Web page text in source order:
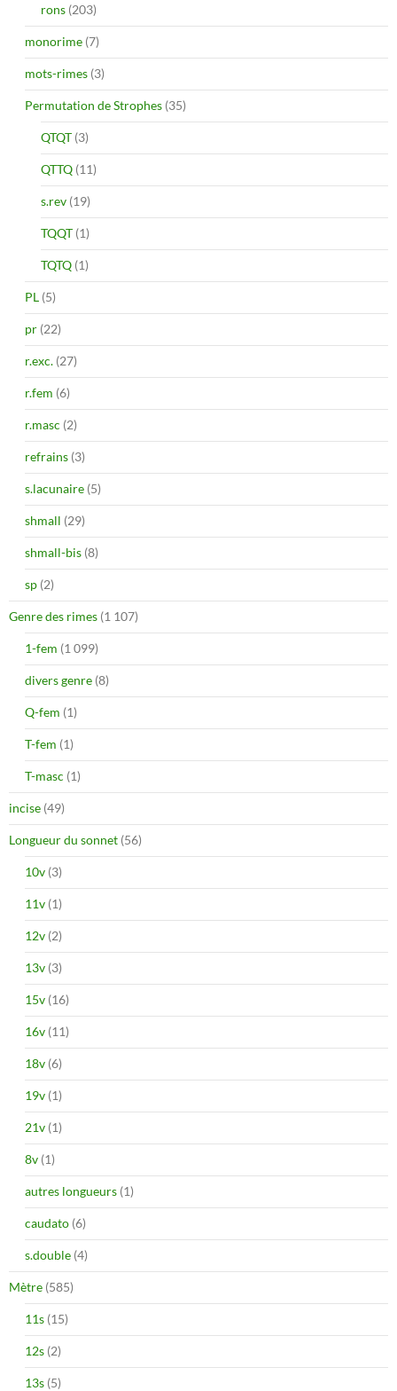
rons (203)
monorime (7)
mots-rimes (3)
Permutation de Strophes (35)
QTQT (3)
QTTQ (11)
s.rev (19)
TQQT (1)
TQTQ (1)
PL (5)
pr (22)
r.exc. (27)
r.fem (6)
r.masc (2)
refrains (3)
s.lacunaire (5)
shmall (29)
shmall-bis (8)
sp (2)
Genre des rimes (1 107)
1-fem (1 099)
divers genre (8)
Q-fem (1)
T-fem (1)
T-masc (1)
incise (49)
Longueur du sonnet (56)
10v (3)
11v (1)
12v (2)
13v (3)
15v (16)
16v (11)
18v (6)
19v (1)
21v (1)
8v (1)
autres longueurs (1)
caudato (6)
s.double (4)
Mètre (585)
11s (15)
12s (2)
13s (5)